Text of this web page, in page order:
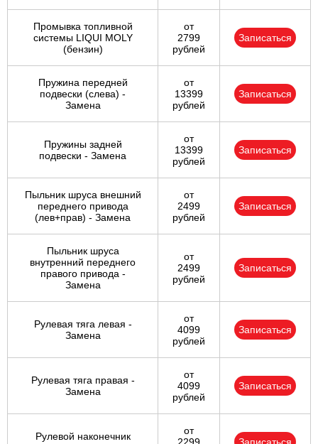
Промывка топливной
системы LIQUI MOLY
(бензин)
от
2799
рублей
Записаться
Пружина передней
подвески (слева) -
Замена
от
13399
рублей
Записаться
Пружины задней
подвески - Замена
от
13399
рублей
Записаться
Пыльник шруса внешний
переднего привода
(лев+прав) - Замена
от
2499
рублей
Записаться
Пыльник шруса
внутренний переднего
правого привода -
Замена
от
2499
рублей
Записаться
Рулевая тяга левая -
Замена
от
4099
рублей
Записаться
Рулевая тяга правая -
Замена
от
4099
рублей
Записаться
Рулевой наконечник
от